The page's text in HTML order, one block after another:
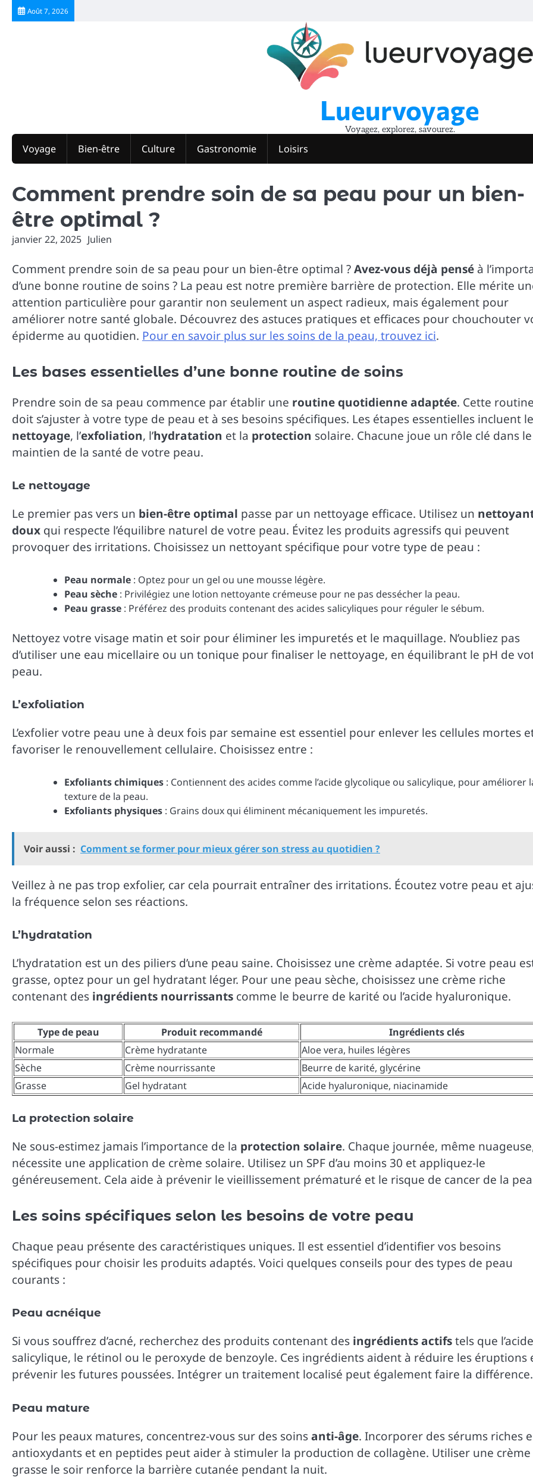
Skip
Août 7, 2026
Lueurvoyage
Voyagez, explorez, savourez.
Voyage Bien-être Culture Gastronomie Loisirs
Comment prendre soin de sa peau pour un bien-
être optimal ?
janvier 22, 2025 Julien
Comment prendre soin de sa peau pour un bien-être optimal ?Avez-vous déjà pensé à
d’une bonne routine de soins ? La peau est notre première barrière de protection. Elle mérite
attention particulière pour garantir non seulement un aspect radieux, mais également pour
améliorer notre santé globale. Découvrez des astuces pratiques et efficaces pour chouchouter
épiderme au quotidien. Pour en savoir plus sur les soins de la peau, trouvez ici.
Les bases essentielles d’une bonne routine de soins
Prendre soin de sa peau commence par établir une routine quotidienne adaptée. Cette
doit s’ajuster à votre type de peau et à ses besoins spécifiques. Les étapes essentielles incluent le
nettoyage, l’exfoliation, l’hydratation et la protection solaire. Chacune joue un rôle clé dans le
maintien de la santé de votre peau.
Le nettoyage
Le premier pas vers un bien-être optimal passe par un nettoyage efficace. Utilisez un
doux qui respecte l’équilibre naturel de votre peau. Évitez les produits agressifs qui peuvent
provoquer des irritations. Choisissez un nettoyant spécifique pour votre type de peau :
Peau normale : Optez pour un gel ou une mousse légère.
Peau sèche : Privilégiez une lotion nettoyante crémeuse pour ne pas dessécher la peau.
Peau grasse : Préférez des produits contenant des acides salicyliques pour réguler le sébum.
Nettoyez votre visage matin et soir pour éliminer les impuretés et le maquillage. N’oubliez pas
d’utiliser une eau micellaire ou un tonique pour finaliser le nettoyage, en équilibrant le pH de
peau.
L’exfoliation
L’exfolier votre peau une à deux fois par semaine est essentiel pour enlever les cellules mortes
favoriser le renouvellement cellulaire. Choisissez entre :
Exfoliants chimiques : Contiennent des acides comme l’acide glycolique ou salicylique, pour améliorer
texture de la peau.
Exfoliants physiques : Grains doux qui éliminent mécaniquement les impuretés.
Voir aussi : Comment se former pour mieux gérer son stress au quotidien ?
Veillez à ne pas trop exfolier, car cela pourrait entraîner des irritations. Écoutez votre peau et
la fréquence selon ses réactions.
L’hydratation
L’hydratation est un des piliers d’une peau saine. Choisissez une crème adaptée. Si votre peau
grasse, optez pour un gel hydratant léger. Pour une peau sèche, choisissez une crème riche
contenant des ingrédients nourrissants comme le beurre de karité ou l’acide hyaluronique.
Type de peau Produit recommandé
Ingrédients clés
Normale
Crème hydratante
Aloe vera, huiles légères
Sèche
Crème nourrissante
Beurre de karité, glycérine
Grasse
Gel hydratant Acide hyaluronique, niacinamide
La protection solaire
Ne sous-estimez jamais l’importance de la protection solaire. Chaque journée, même
nécessite une application de crème solaire. Utilisez un SPF d’au moins 30 et appliquez-le
généreusement. Cela aide à prévenir le vieillissement prématuré et le risque de cancer de la
Les soins spécifiques selon les besoins de votre peau
Chaque peau présente des caractéristiques uniques. Il est essentiel d’identifier vos besoins
spécifiques pour choisir les produits adaptés. Voici quelques conseils pour des types de peau
courants :
Peau acnéique
Si vous souffrez d’acné, recherchez des produits contenant des ingrédients actifstels que l’acide
salicylique, le rétinol ou le peroxyde de benzoyle. Ces ingrédients aident à réduire les éruptions
prévenir les futures poussées. Intégrer un traitement localisé peut également faire la différence.
Peau mature
Pour les peaux matures, concentrez-vous sur des soinsanti-âge. Incorporer des sérums riches
antioxydants et en peptides peut aider à stimuler la production de collagène. Utiliser une crème
grasse le soir renforce la barrière cutanée pendant la nuit.